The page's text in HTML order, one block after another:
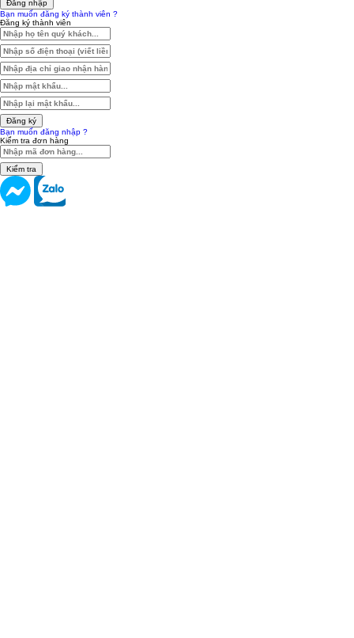
Đăng nhập
Bạn muốn đăng ký thành viên ?
Đăng ký thành viên
Đăng ký
Bạn muốn đăng nhập ?
Kiểm tra đơn hàng
Kiểm tra